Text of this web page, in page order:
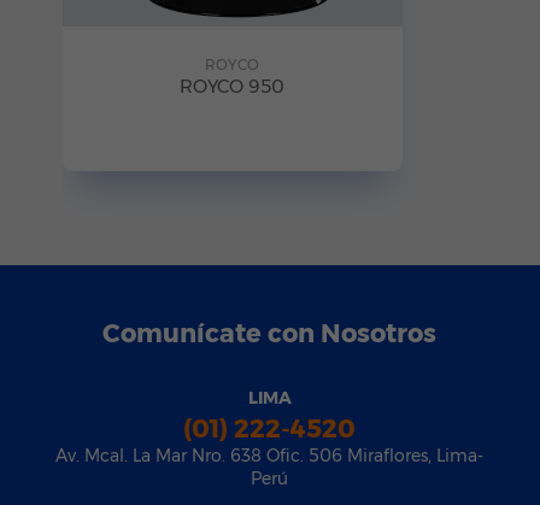
ROYCO
ROYCO 950
Comunícate con Nosotros
LIMA
(01) 222-4520
Av. Mcal. La Mar Nro. 638 Ofic. 506 Miraflores, Lima-
Perú